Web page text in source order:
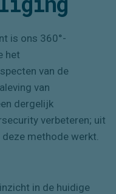
is ons 360°-
het
van de
van
dergelijk
verbeteren; uit
methode werkt.
in de huidige